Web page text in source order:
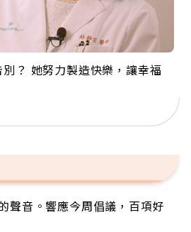
？ 她努力製造快樂，讓幸福
為台灣奉獻36年 「台灣是我
語！」
台灣找快樂！「蛋黃哥小
上萬爺奶：退休後才開始真
錄 成為全球最年長羽球選
來是「這個」
…黑手阿伯拉小提琴還登上小
聲音。響應今周倡議，百項好